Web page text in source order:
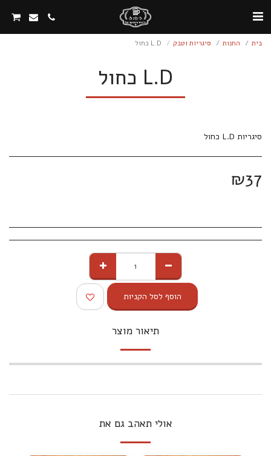
בית החנות סיגריות וטבק L.D כחול
L.D כחול
סיגריות L.D כחול
₪37
הוסף לסל הקניות
תיאור מוצר
אולי תאהב גם את